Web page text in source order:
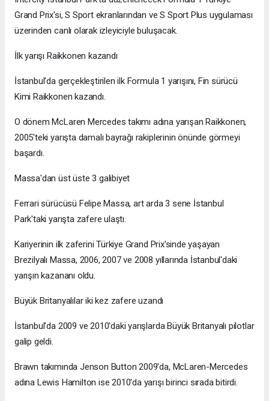
Grand Prix'si, S Sport ekranlarından ve S Sport Plus uygulaması
üzerinden canlı olarak izleyiciyle buluşacak.
İlk yarışı Raikkonen kazandı
İstanbul'da gerçekleştirilen ilk Formula 1 yarışını, Fin sürücü
Kimi Raikkonen kazandı.
O dönem McLaren Mercedes takımı adına yarışan Raikkonen,
2005'teki yarışta damalı bayrağı rakiplerinin önünde görmeyi
başardı.
Massa'dan üst üste 3 galibiyet
Ferrari sürücüsü Felipe Massa, art arda 3 sene İstanbul
Park'taki yarışta zafere ulaştı.
Kariyerinin ilk zaferini Türkiye Grand Prix'sinde yaşayan
Brezilyalı Massa, 2006, 2007 ve 2008 yıllarında İstanbul'daki
yarışın kazananı oldu.
Büyük Britanyalılar iki kez zafere uzandı
İstanbul'da 2009 ve 2010'daki yarışlarda Büyük Britanyalı pilotlar
galip geldi.
Brawn takımında Jenson Button 2009'da, McLaren-Mercedes
adına Lewis Hamilton ise 2010'da yarışı birinci sırada bitirdi.